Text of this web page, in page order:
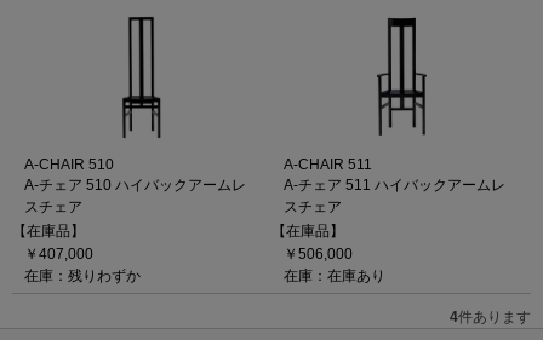
A-CHAIR 510
A-チェア 510 ハイバックアームレ
スチェア
【在庫品】
￥407,000
在庫：残りわずか
A-CHAIR 511
A-チェア 511 ハイバックアームレ
スチェア
【在庫品】
￥506,000
在庫：在庫あり
4件あります